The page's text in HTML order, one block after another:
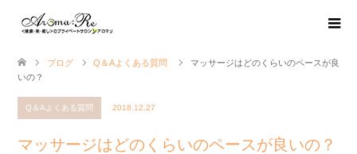
ブログ Q＆Aよくある質問
マッサージはどのくらいのペースが良
いの？
Q＆Aよくある質問 2018.12.27
マッサージはどのくらいのペースが良いの？